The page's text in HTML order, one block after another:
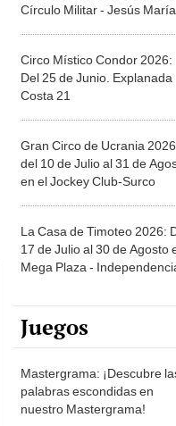
Círculo Militar - Jesús María
Circo Místico Condor 2026:
Del 25 de Junio. Explanada
Costa 21
Gran Circo de Ucrania
del 10 de Julio al 31 de
en el Jockey Club-Surco
La Casa de Timoteo 2026:
17 de Julio al 30 de Agosto
Mega Plaza -
Juegos
Mastergrama: ¡Descubre
palabras escondidas en
nuestro Mastergrama!